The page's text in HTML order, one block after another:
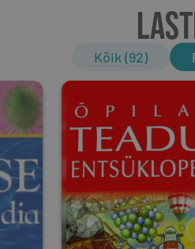
Kõik (92)